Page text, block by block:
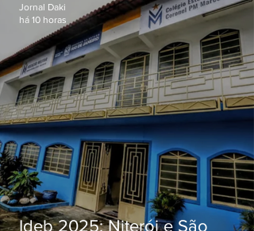
Ideb 2025: Niterói e São
Jornal Daki
há 10 horas